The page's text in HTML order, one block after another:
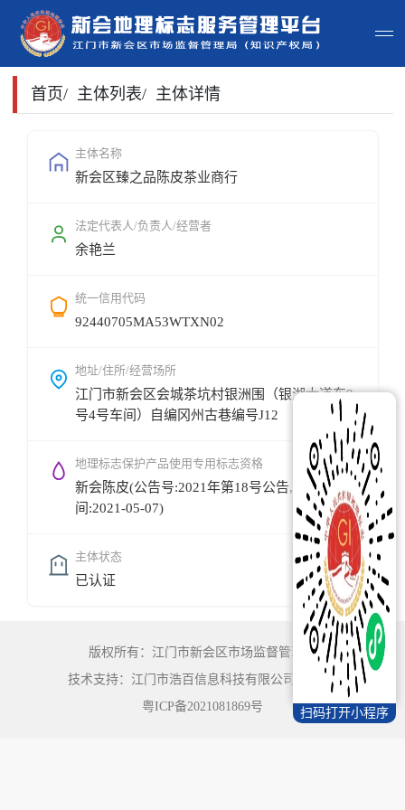
首页
政策法规
申请指南
地标地图
用户登录
首页/ 主体列表/ 主体详情
主体名称
新会区臻之品陈皮茶业商行
法定代表人/负责人/经营者
余艳兰
统一信用代码
92440705MA53WTXN02
地址/住所/经营场所
江门市新会区会城茶坑村银洲围（银湖大道东9
号4号车间）自编冈州古巷编号J12
地理标志保护产品使用专用标志资格
新会陈皮(公告号:2021年第18号公告,公告时
间:2021-05-07)
主体状态
已认证
扫码打开小程序
版权所有：江门市新会区市场监督管理局
技术支持：江门市浩百信息科技有限公司
2022
粤ICP备2021081869号